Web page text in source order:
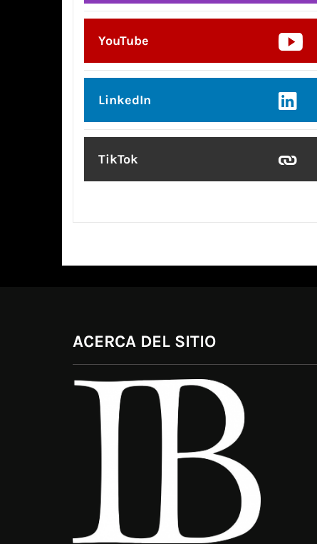
YouTube
LinkedIn
TikTok
ACERCA DEL SITIO